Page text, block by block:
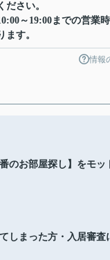
ださい。
～19:00までの営業
ます。
情報
のお部屋探し】をモッ
しまった方・入居審査